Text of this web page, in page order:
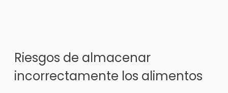
Riesgos de almacenar
incorrectamente los alimentos